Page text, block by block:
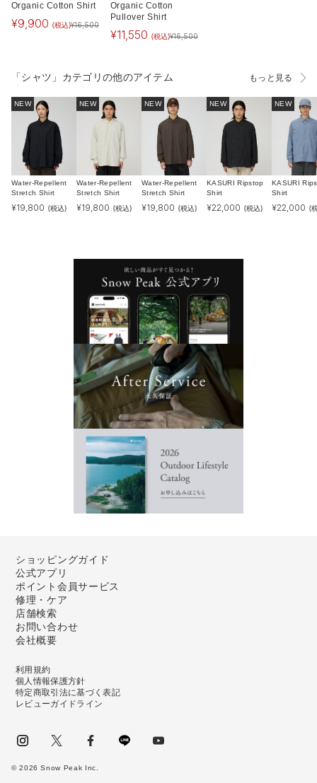
Organic Cotton Shirt
¥9,900 (税込)¥16,500
Organic Cotton
Pullover Shirt
¥11,550 (税込)¥16,500
「シャツ」カテゴリの他のアイテム もっと見る
NEW
Water-Repellent
Stretch Shirt
¥19,800 (税込)
NEW
Water-Repellent
Stretch Shirt
¥19,800 (税込)
NEW
Water-Repellent
Stretch Shirt
¥19,800 (税込)
NEW
KASURI Ripstop
Shirt
¥22,000 (税込)
NEW
KASURI
Shirt
¥22,000 (
ショッピングガイド
公式アプリ
ポイント会員サービス
修理・ケア
店舗検索
お問い合わせ
会社概要
利用規約
個人情報保護方針
特定商取引法に基づく表記
レビューガイドライン
©2026 Snow Peak Inc.